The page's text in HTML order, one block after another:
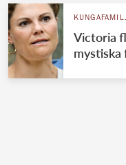
Victoria
mystiska